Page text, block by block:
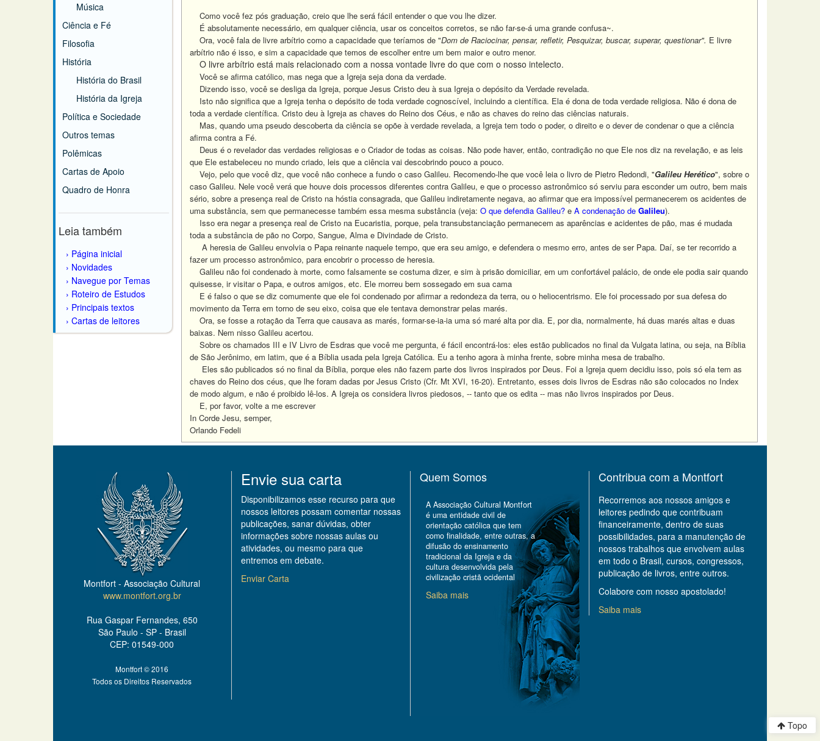
Música
Ciência e Fé
Filosofia
História
História do Brasil
História da Igreja
Política e Sociedade
Outros temas
Polêmicas
Cartas de Apoio
Quadro de Honra
Leia também
Página inicial
Novidades
Navegue por Temas
Roteiro de Estudos
Principais textos
Cartas de leitores
Como você fez pós graduação, creio que lhe será fácil entender o que vou lhe dizer.
É absolutamente necessário, em qualquer ciência, usar os conceitos corretos, se não far-se-á uma grande confusa~.
Ora, você fala de livre arbítrio como a capacidade que teríamos de "Dom de Raciocinar, pensar, refletir, Pesquizar, buscar, superar, questionar". E livre
arbítrio não é isso, e sim a capacidade que temos de escolher entre um bem maior e outro menor.
O livre arbítrio está mais relacionado com a nossa vontade livre do que com o nosso intelecto.
Você se afirma católico, mas nega que a Igreja seja dona da verdade.
Dizendo isso, você se desliga da Igreja, porque Jesus Cristo deu à sua Igreja o depósito da Verdade revelada.
Isto não significa que a Igreja tenha o depósito de toda verdade cognoscível, incluindo a científica. Ela é dona de toda verdade religiosa. Não é dona de
toda a verdade científica. Cristo deu à Igreja as chaves do Reino dos Céus, e não as chaves do reino das ciências naturais.
Mas, quando uma pseudo descoberta da ciência se opõe à verdade revelada, a Igreja tem todo o poder, o direito e o dever de condenar o que a ciência
afirma contra a Fé.
Deus é o revelador das verdades religiosas e o Criador de todas as coisas. Não pode haver, então, contradição no que Ele nos diz na revelação, e as leis
que Ele estabeleceu no mundo criado, leis que a ciência vai descobrindo pouco a pouco.
Vejo, pelo que você diz, que você não conhece a fundo o caso Galileu. Recomendo-lhe que você leia o livro de Pietro Redondi, "Galileu Herético", sobre o
caso Galileu. Nele você verá que houve dois processos diferentes contra Galileu, e que o processo astronômico só serviu para esconder um outro, bem mais
sério, sobre a presença real de Cristo na hóstia consagrada, que Galileu indiretamente negava, ao afirmar que era impossível permanecerem os acidentes de
uma substância, sem que permanecesse também essa mesma substância (veja: O que defendia Galileu? e A condenação de Galileu).
Isso era negar a presença real de Cristo na Eucaristia, porque, pela transubstanciação permanecem as aparências e acidentes de pão, mas é mudada
toda a substância de pão no Corpo, Sangue, Alma e Divindade de Cristo.
A heresia de Galileu envolvia o Papa reinante naquele tempo, que era seu amigo, e defendera o mesmo erro, antes de ser Papa. Daí, se ter recorrido a
fazer um processo astronômico, para encobrir o processo de heresia.
Galileu não foi condenado à morte, como falsamente se costuma dizer, e sim à prisão domiciliar, em um confortável palácio, de onde ele podia sair quando
quisesse, ir visitar o Papa, e outros amigos, etc. Ele morreu bem sossegado em sua cama
E é falso o que se diz comumente que ele foi condenado por afirmar a redondeza da terra, ou o heliocentrismo. Ele foi processado por sua defesa do
movimento da Terra em torno de seu eixo, coisa que ele tentava demonstrar pelas marés.
Ora, se fosse a rotação da Terra que causava as marés, formar-se-ia-ia uma só maré alta por dia. E, por dia, normalmente, há duas marés altas e duas
baixas. Nem nisso Galileu acertou.
Sobre os chamados III e IV Livro de Esdras que você me pergunta, é fácil encontrá-los: eles estão publicados no final da Vulgata latina, ou seja, na Bíblia
de São Jerônimo, em latim, que é a Bíblia usada pela Igreja Católica. Eu a tenho agora à minha frente, sobre minha mesa de trabalho.
Eles são publicados só no final da Bíblia, porque eles não fazem parte dos livros inspirados por Deus. Foi a Igreja quem decidiu isso, pois só ela tem as
chaves do Reino dos céus, que lhe foram dadas por Jesus Cristo (Cfr. Mt XVI, 16-20). Entretanto, esses dois livros de Esdras não são colocados no Index
de modo algum, e não é proibido lê-los. A Igreja os considera livros piedosos, -- tanto que os edita -- mas não livros inspirados por Deus.
E, por favor, volte a me escrever
In Corde Jesu, semper,
Orlando Fedeli
Topo
Montfort - Associação Cultural
www.montfort.org.br
Rua Gaspar Fernandes, 650
São Paulo - SP - Brasil
CEP: 01549-000
Montfort © 2016
Todos os Direitos Reservados
Envie sua carta
Disponibilizamos esse recurso para que
nossos leitores possam comentar nossas
publicações, sanar dúvidas, obter
informações sobre nossas aulas ou
atividades, ou mesmo para que
entremos em debate.
Enviar Carta
Quem Somos
A Associação Cultural Montfort
é uma entidade civil de
orientação católica que tem
como finalidade, entre outras, a
difusão do ensinamento
tradicional da Igreja e da
cultura desenvolvida pela
civilização cristã ocidental
Saiba mais
Contribua com a Montfort
Recorremos aos nossos amigos e
leitores pedindo que contribuam
financeiramente, dentro de suas
possibilidades, para a manutenção de
nossos trabalhos que envolvem aulas
em todo o Brasil, cursos, congressos,
publicação de livros, entre outros.
Colabore com nosso apostolado!
Saiba mais